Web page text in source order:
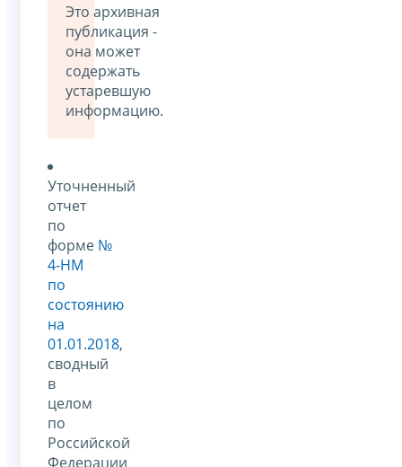
Это архивная
публикация -
она может
содержать
устаревшую
информацию.
Уточненный
отчет
по
форме №
4-НМ
по
состоянию
на
01.01.2018,
сводный
в
целом
по
Российской
Федерации